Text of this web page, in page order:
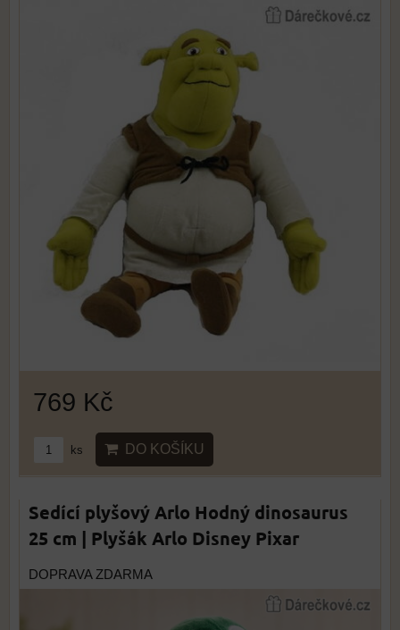
769 Kč
ks DO KOŠÍKU
Sedící plyšový Arlo Hodný dinosaurus
25 cm | Plyšák Arlo Disney Pixar
DOPRAVA ZDARMA